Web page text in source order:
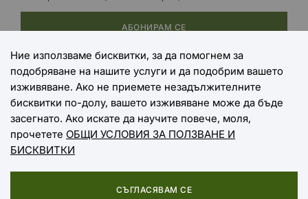
АБОНИРАМ СЕ
НАЧИНИ НА ПЛАЩАНЕ
НАЧИНИ НА ДОСТАВКА
Ние използваме бисквитки, за да помогнем за
подобряване на нашите услуги и да подобрим вашето
изживяване. Ако не приемете незадължителните
бисквитки по-долу, вашето изживяване може да бъде
засегнато. Ако искате да научите повече, моля,
прочетете ОБЩИ УСЛОВИЯ ЗА ПОЛЗВАНЕ И
БИСКВИТКИ
СЪГЛАСЯВАМ СЕ